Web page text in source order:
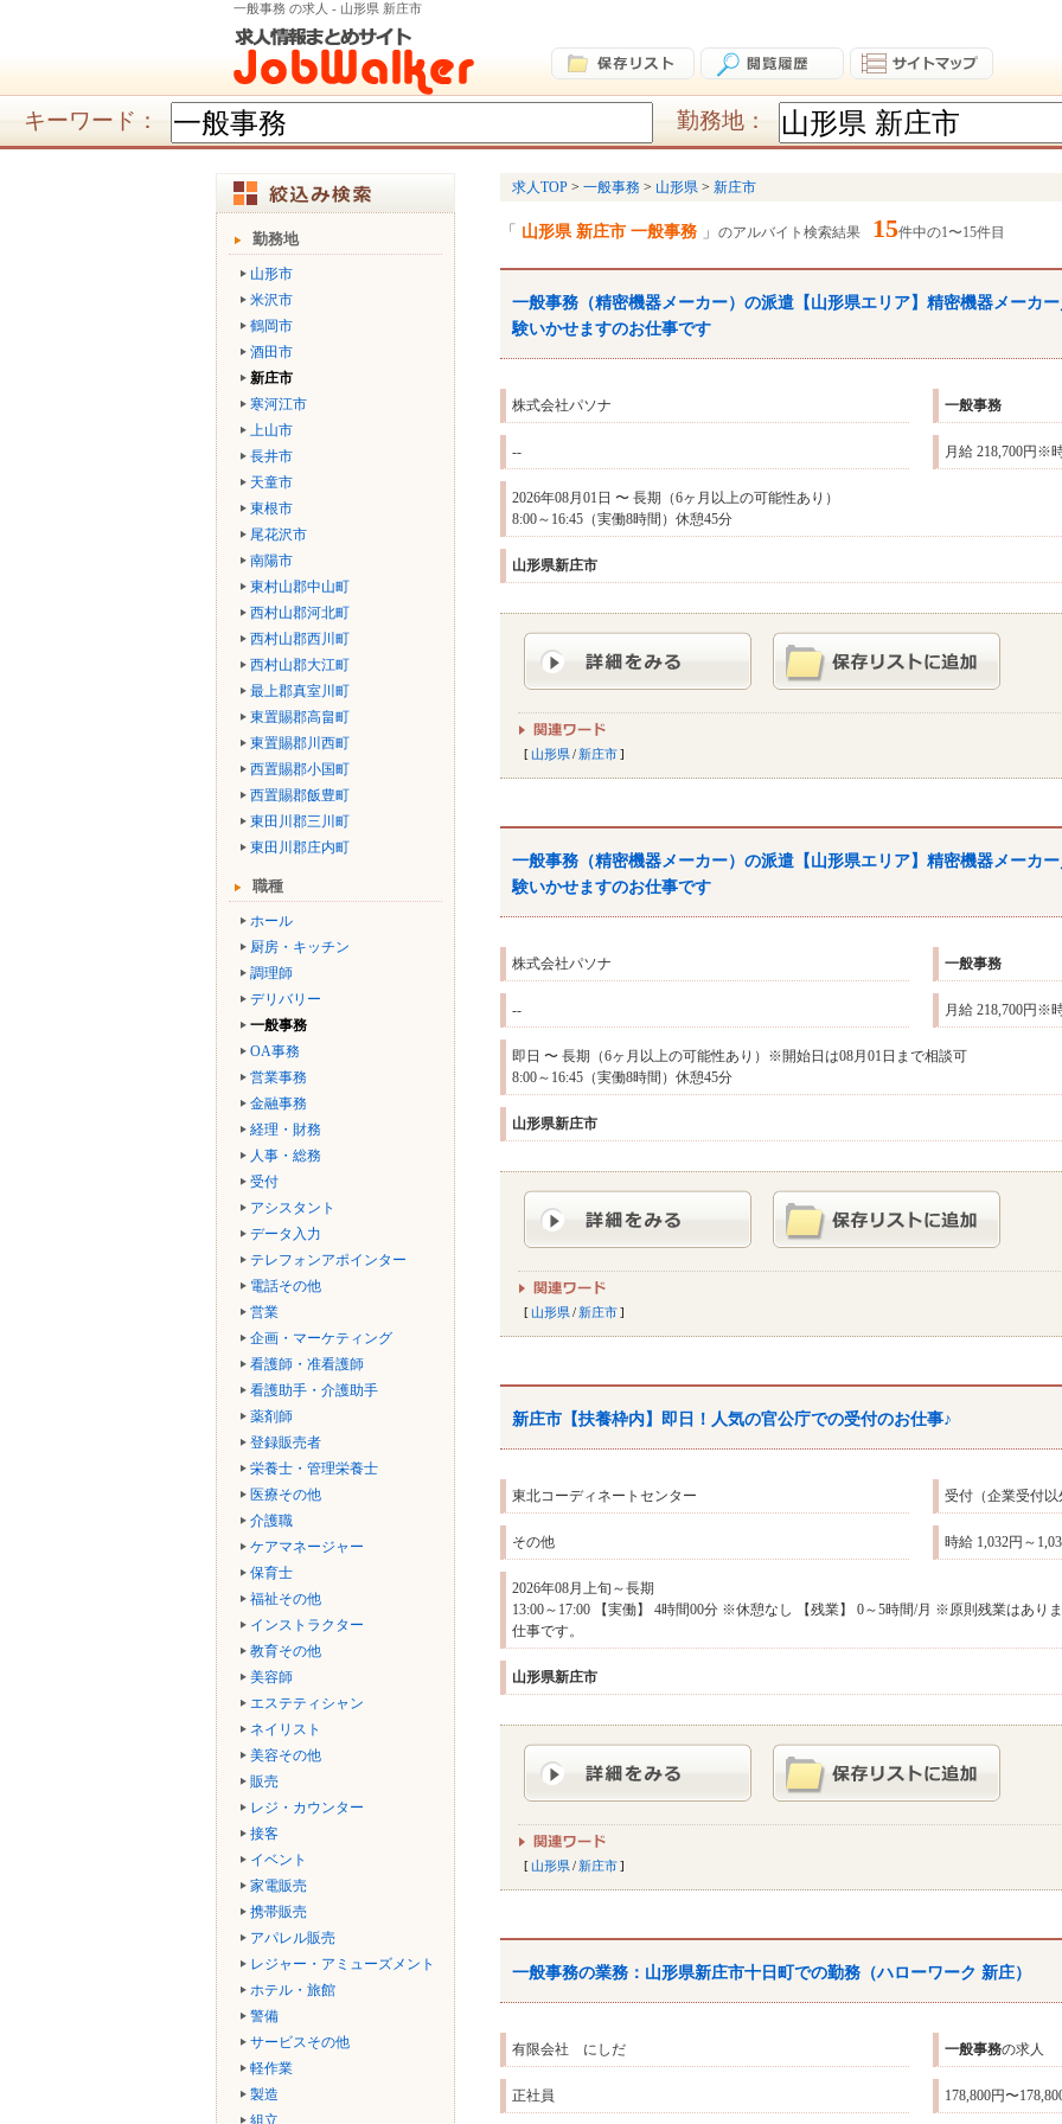
一般事務 の求人 - 山形県 新庄市
キーワード： 勤務地：
勤務地
山形市
米沢市
鶴岡市
酒田市
新庄市
寒河江市
上山市
長井市
天童市
東根市
尾花沢市
南陽市
東村山郡中山町
西村山郡河北町
西村山郡西川町
西村山郡大江町
最上郡真室川町
東置賜郡高畠町
東置賜郡川西町
西置賜郡小国町
西置賜郡飯豊町
東田川郡三川町
東田川郡庄内町
職種
ホール
厨房・キッチン
調理師
デリバリー
一般事務
OA事務
営業事務
金融事務
経理・財務
人事・総務
受付
アシスタント
データ入力
テレフォンアポインター
電話その他
営業
企画・マーケティング
看護師・准看護師
看護助手・介護助手
薬剤師
登録販売者
栄養士・管理栄養士
医療その他
介護職
ケアマネージャー
保育士
福祉その他
インストラクター
教育その他
美容師
エステティシャン
ネイリスト
美容その他
販売
レジ・カウンター
接客
イベント
家電販売
携帯販売
アパレル販売
レジャー・アミューズメント
ホテル・旅館
警備
サービスその他
軽作業
製造
組立
求人TOP 一般事務 山形県 新庄市
山形県 新庄市 一般事務 のアルバイト検索結果 15件中の1〜15件目
一般事務 （精密機器メーカー）の派遣【山形県エリア】精密機器メーカ
験いかせますのお仕事です
株式会社パソナ 一般事務
-- 月給 218,700円※
2026年08月01日 〜 長期（6ヶ月以上の可能性あり）
8:00～16:45（実働8時間）休憩45分
山形県新庄市
山形県/ 新庄市
一般事務 （精密機器メーカー）の派遣【山形県エリア】精密機器メーカ
験いかせますのお仕事です
株式会社パソナ 一般事務
-- 月給 218,700円※
即日 〜 長期（6ヶ月以上の可能性あり）※開始日は08月01日まで相談可
8:00～16:45（実働8時間）休憩45分
山形県新庄市
山形県/ 新庄市
新庄市【扶養枠内】即日！人気の官公庁での受付のお仕事♪
東北コーディネートセンター 受付（企業受付以
その他 時給 1,032円～
2026年08月上旬～長期
13:00～17:00 【実働】 4時間00分 ※休憩なし 【残業】 0～5時間/月 ※原則残業はあり
仕事です。
山形県新庄市
山形県/ 新庄市
一般事務の業務：山形県新庄市十日町での勤務（ハローワーク 新庄）
有限会社 にしだ 一般事務の求人
正社員 178,800円〜